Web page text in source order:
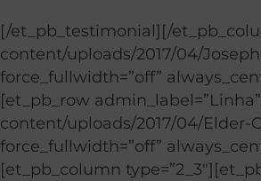
[/et_pb_testimonial][/
content/uploads/2017/04/
force_fullwidth=”off”
[et_pb_row
content/uploads/2017/04/Elder-
force_fullwidth=”off”
[et_pb_column